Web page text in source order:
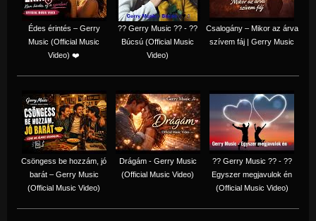
Édes érintés – Gerry
Music (Official Music
Video) ❤️
?? Gerry Music ?? - ??
Búcsú (Official Music
Video)
Csalogány – Mikor az árva
szívem fáj | Gerry Music
Csöngess be hozzám, jó
barát – Gerry Music
(Official Music Video)
Drágám - Gerry Music
(Official Music Video)
?? Gerry Music ?? - ??
Egyszer megjavulok én
(Official Music Video)